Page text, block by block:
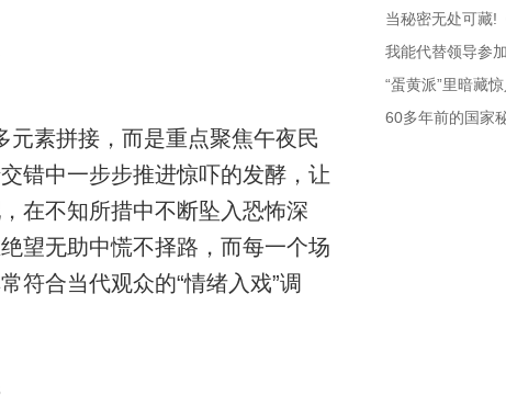
元素拼接，而是重点聚焦午夜民
错中一步步推进惊吓的发酵，让
在不知所措中不断坠入恐怖深
望无助中慌不择路，而每一个场
符合当代观众的“情绪入戏”调
我能代替领导参